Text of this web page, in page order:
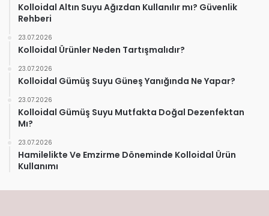
Kolloidal Altın Suyu Ağızdan Kullanılır mı? Güvenlik
Rehberi
23.07.2026
Kolloidal Ürünler Neden Tartışmalıdır?
23.07.2026
Kolloidal Gümüş Suyu Güneş Yanığında Ne Yapar?
23.07.2026
Kolloidal Gümüş Suyu Mutfakta Doğal Dezenfektan
Mı?
23.07.2026
Hamilelikte Ve Emzirme Döneminde Kolloidal Ürün
Kullanımı